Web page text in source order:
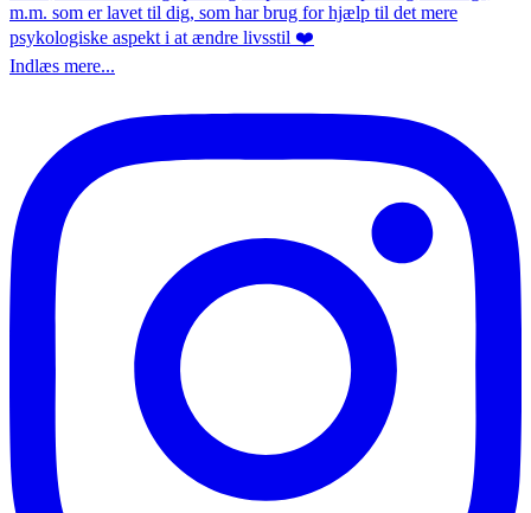
Indlæs mere...